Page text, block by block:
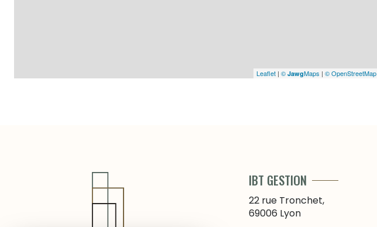
Leaflet | © JawgMaps | © OpenStreetMap
IBT GESTION
22 rue Tronchet,
69006 Lyon